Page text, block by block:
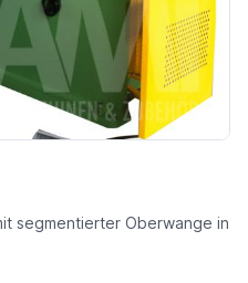
segmentierter Oberwange in